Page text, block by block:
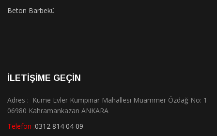
Beton Barbekü
İLETİŞİME GEÇİN
Adres : Küme Evler Kumpınar Mahallesi Muammer Özdağ No: 1
06980 Kahramankazan ANKARA
Telefon :0312 814 04 09